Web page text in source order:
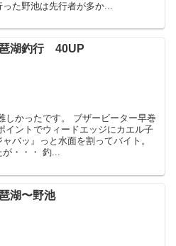
た野池は先行者が多か...
湖釣行 40UP
しかったです。 ブザービーター早巻
イントでウィードエッジにカエル子
バッ』っと水面を割ってバイト。
が・・・ 釣...
湖〜野池